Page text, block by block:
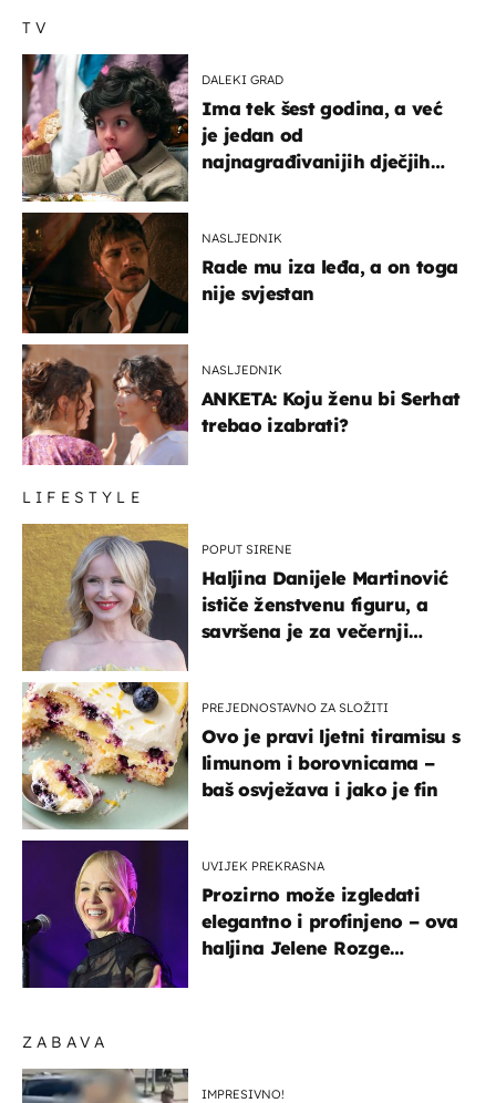
ZABAVA
IMPRESIVNO!
TV
DALEKI GRAD
Ima tek šest godina, a već
je jedan od
najnagrađivanijih dječjih
NASLJEDNIK
Rade mu iza leđa, a on toga
nije svjestan
NASLJEDNIK
ANKETA: Koju ženu bi Serhat
trebao izabrati?
LIFESTYLE
POPUT SIRENE
Haljina Danijele Martinović
ističe ženstvenu figuru, a
savršena je za večernji
PREJEDNOSTAVNO ZA SLOŽITI
Ovo je pravi ljetni tiramisu s
limunom i borovnicama –
baš osvježava i jako je fin
UVIJEK PREKRASNA
Prozirno može izgledati
elegantno i profinjeno – ova
haljina Jelene Rozge